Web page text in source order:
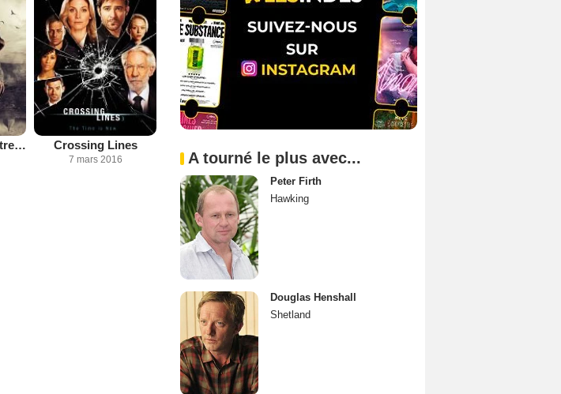
Les Médicis : Maîtres de Florence / Lorenzo le Magnifique Crossing Lines
7 mars 2016 A tourné le plus avec...
Peter Firth
Hawking
Douglas Henshall
Shetland